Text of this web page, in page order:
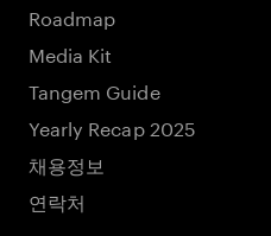
Roadmap
Media Kit
Tangem Guide
Yearly Recap 2025
채용정보
연락처